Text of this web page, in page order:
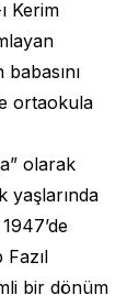
Kerim
ortaokula
olarak
yaşlarında
bir dönüm